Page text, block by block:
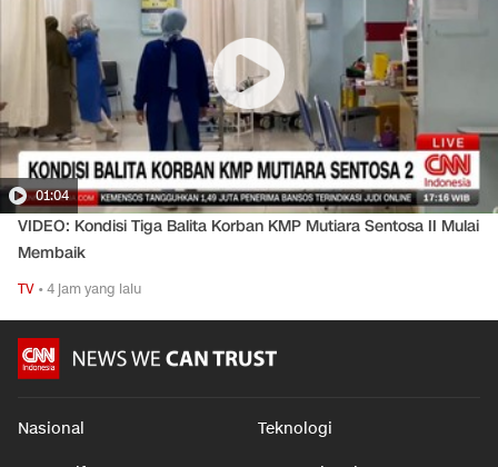
01:04
VIDEO: Kondisi Tiga Balita Korban KMP Mutiara Sentosa II Mulai
Membaik
TV •4 jam yang lalu
Nasional Teknologi